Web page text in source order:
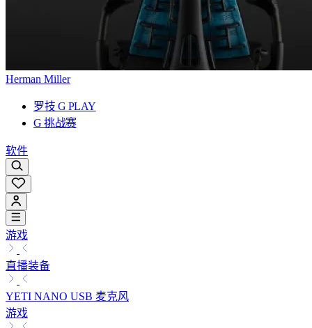
Herman Miller
罗技 G PLAY
G 挑战赛
软件
游戏
直播装备
YETI NANO USB 麦克风
游戏